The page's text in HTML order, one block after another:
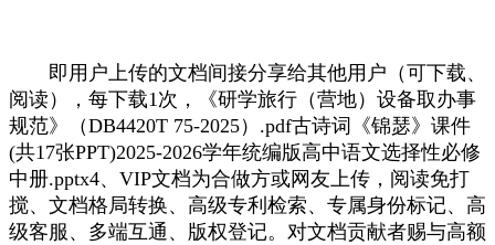
即用户上传的文档间接分享给其他用户（可下载、
阅读），每下载1次，《研学旅行（营地）设备取办事
规范》（DB4420T 75-2025）.pdf古诗词《锦瑟》课件
(共17张PPT)2025-2026学年统编版高中语文选择性必修
中册.pptx4、VIP文档为合做方或网友上传，阅读免打
搅、文档格局转换、高级专利检索、专属身份标记、高
级客服、多端互通、版权登记。对文档贡献者赐与高额